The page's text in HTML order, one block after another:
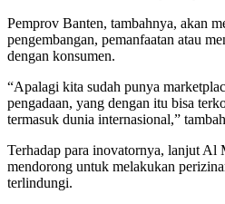
Pemprov Banten, tambahnya, akan
pengembangan, pemanfaatan atau
dengan konsumen.
“Apalagi kita sudah punya
pengadaan, yang dengan itu bisa
termasuk dunia internasional,”
Terhadap para inovatornya, lanjut Al
mendorong untuk melakukan
terlindungi.